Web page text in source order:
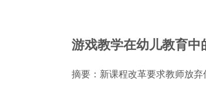
游戏教学在幼儿教育中
摘要：新课程改革要求教师放